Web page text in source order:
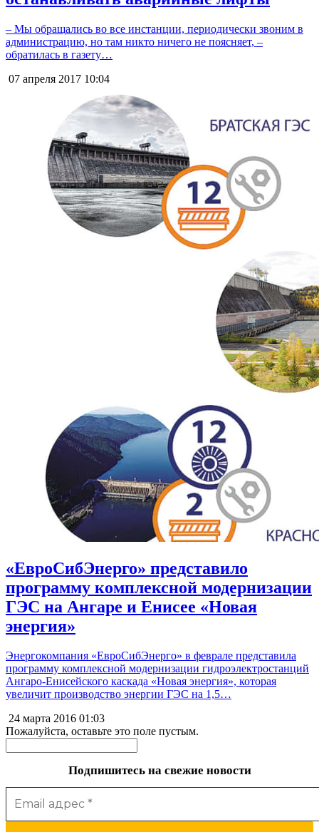
– Мы обращались во все инстанции, периодически звоним в
администрацию, но там никто ничего не поясняет, –
обратилась в газету…
07 апреля 2017 10:04
«ЕвроСибЭнерго» представило
программу комплексной модернизации
ГЭС на Ангаре и Енисее «Новая
энергия»
Энергокомпания «ЕвроСибЭнерго» в феврале представила
программу комплексной модернизации гидроэлектростанций
Ангаро-Енисейского каскада «Новая энергия», которая
увеличит производство энергии ГЭС на 1,5…
24 марта 2016 01:03
Пожалуйста, оставьте это поле пустым.
Подпишитесь на свежие новости